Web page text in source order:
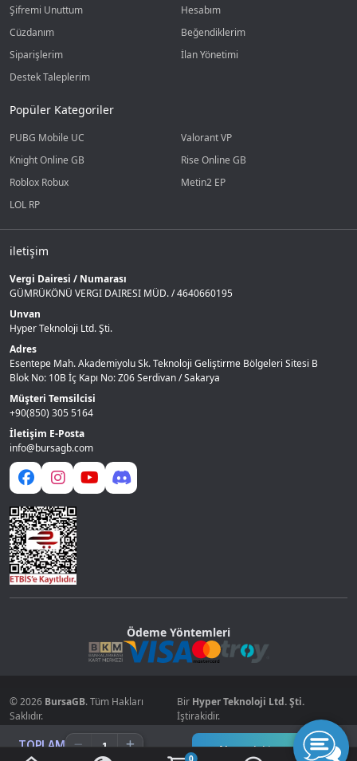
TOPLAM Alışverişi tamamla
0
Şifremi Unuttum
Hesabım
Cüzdanım
Beğendiklerim
Siparişlerim
İlan Yönetimi
Destek Taleplerim
Popüler Kategoriler
PUBG Mobile UC
Valorant VP
Knight Online GB
Rise Online GB
Roblox Robux
Metin2 EP
LOL RP
iletişim
Vergi Dairesi / Numarası
GÜMRÜKÖNÜ VERGI DAIRESI MÜD. / 4640660195
Unvan
Hyper Teknoloji Ltd. Şti.
Adres
Esentepe Mah. Akademiyolu Sk. Teknoloji Geliştirme Bölgeleri Sitesi B
Blok No: 10B İç Kapı No: Z06 Serdivan / Sakarya
Müşteri Temsilcisi
+90(850) 305 5164
İletişim E-Posta
info@bursagb.com
Ödeme Yöntemleri
© 2026 BursaGB. Tüm Hakları
Saklıdır.
Bir Hyper Teknoloji Ltd. Şti.
İştirakidir.